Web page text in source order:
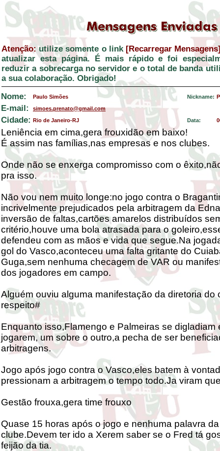
Atenção: utilize somente o link [Recarregar
atualizar esta página. É mais rápido e foi
reduzir a sobrecarga no servidor e o total de banda
a sua colaboração. Obrigado!
Nome:
Paulo Simões Nickname:
E-mail: simoes.prenato@gmail.com
Cidade: Rio de Janeiro-RJ Data:
Leniência em cima,gera frouxidão em baixo!
É assim nas famílias,nas empresas e nos clubes.
Onde não se enxerga compromisso com o
pra isso.
Não vou nem muito longe:no jogo contra o
incrivelmente prejudicados pela arbitragem da
inversão de faltas,cartões amarelos distribuídos
critério,houve uma bola atrasada para o
defendeu com as mãos e vida que segue.Na
gol do Vasco,aconteceu uma falta gritante do
Guga,sem nenhuma checagem de VAR ou
dos jogadores em campo.
Alguém ouviu alguma manifestação da diretoria do
respeito#
Enquanto isso,Flamengo e Palmeiras se digladiam
jogarem, um sobre o outro,a pecha de ser
arbitragens.
Jogo após jogo contra o Vasco,eles batem à
pressionam a arbitragem o tempo todo.Ja viram
Gestão frouxa,gera time frouxo
Quase 15 horas após o jogo e nenhuma palavra
clube.Devem ter ido a Xerem saber se o Fred tá
feijão da tia.